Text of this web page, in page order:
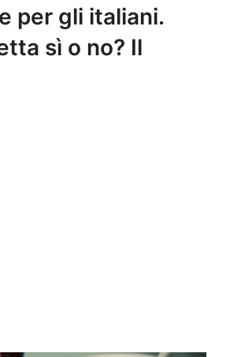
per gli italiani.
sì o no? Il